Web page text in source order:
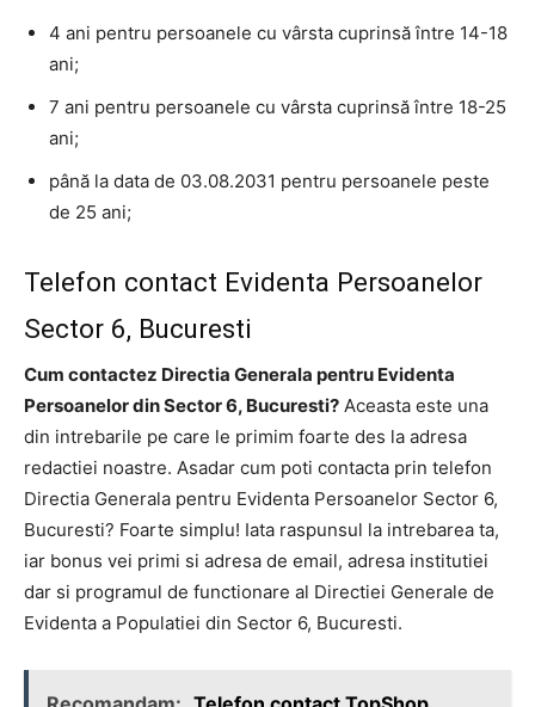
4 ani pentru persoanele cu vârsta cuprinsă între 14-18
ani;
7 ani pentru persoanele cu vârsta cuprinsă între 18-25
ani;
până la data de 03.08.2031 pentru persoanele peste
de 25 ani;
Telefon contact Evidenta Persoanelor
Sector 6, Bucuresti
Cum contactez Directia Generala pentru Evidenta
Persoanelor din Sector 6, Bucuresti? Aceasta este una
din intrebarile pe care le primim foarte des la adresa
redactiei noastre. Asadar cum poti contacta prin telefon
Directia Generala pentru Evidenta Persoanelor Sector 6,
Bucuresti? Foarte simplu! Iata raspunsul la intrebarea ta,
iar bonus vei primi si adresa de email, adresa institutiei
dar si programul de functionare al Directiei Generale de
Evidenta a Populatiei din Sector 6, Bucuresti.